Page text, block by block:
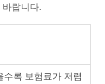
랍니다.
수록 보험료가 저렴